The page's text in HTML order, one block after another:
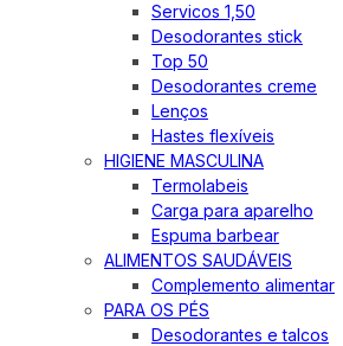
Servicos 1,50
Desodorantes stick
Top 50
Desodorantes creme
Lenços
Hastes flexíveis
HIGIENE MASCULINA
Termolabeis
Carga para aparelho
Espuma barbear
ALIMENTOS SAUDÁVEIS
Complemento alimentar
PARA OS PÉS
Desodorantes e talcos